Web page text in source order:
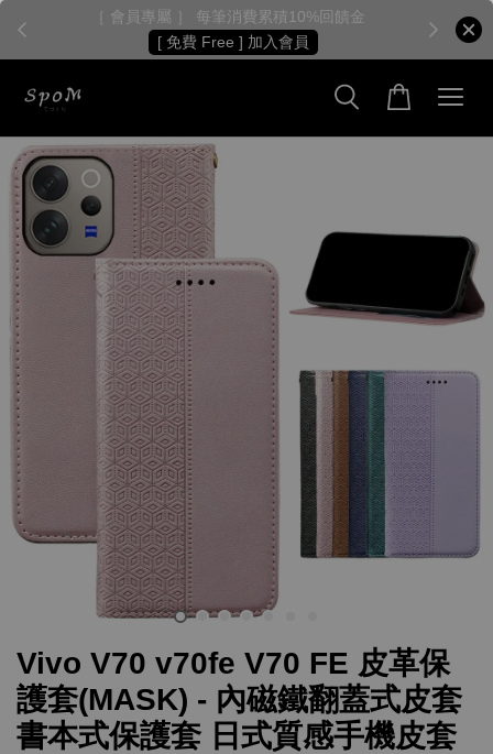
［ 會員專屬 ］ 每筆消費累積10%回饋金
[ 免費 Free ] 加入會員
Vivo V70 v70fe V70 FE 皮革保
護套(MASK) - 內磁鐵翻蓋式皮套
書本式保護套 日式質感手機皮套